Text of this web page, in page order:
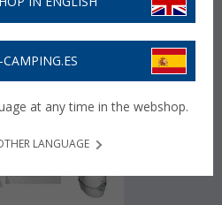
CAMPING.ES
at any time in the webshop.
LANGUAGE